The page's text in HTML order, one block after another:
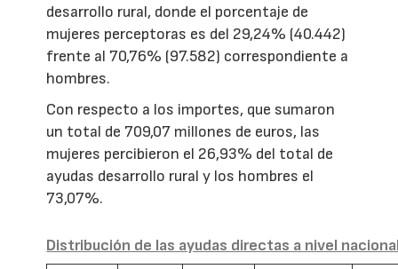
desarrollo rural, donde el porcentaje de
mujeres perceptoras es del 29,24% (40.442)
frente al 70,76% (97.582) correspondiente a
hombres.
Con respecto a los importes, que sumaron
un total de 709,07 millones de euros, las
mujeres percibieron el 26,93% del total de
ayudas desarrollo rural y los hombres el
73,07%.
Distribución de las ayudas directas a nivel